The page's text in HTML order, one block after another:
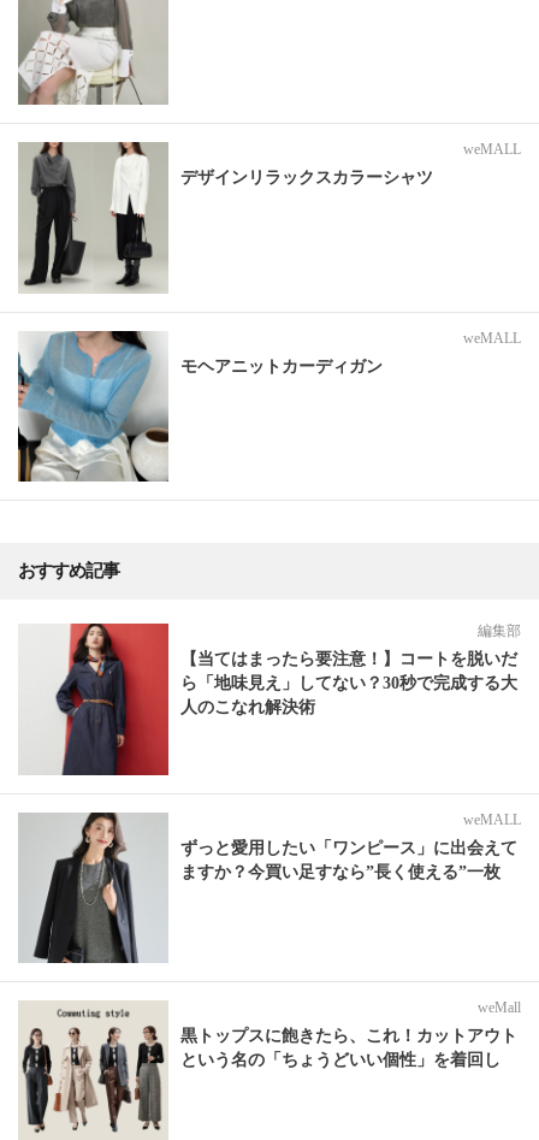
weMALL
デザインリラックスカラーシャツ
weMALL
モヘアニットカーディガン
おすすめ記事
編集部
【当てはまったら要注意！】コートを脱いだ
ら「地味見え」してない？30秒で完成する大
人のこなれ解決術
weMALL
ずっと愛用したい「ワンピース」に出会えて
ますか？今買い足すなら”長く使える”一枚
weMall
黒トップスに飽きたら、これ！カットアウト
という名の「ちょうどいい個性」を着回し